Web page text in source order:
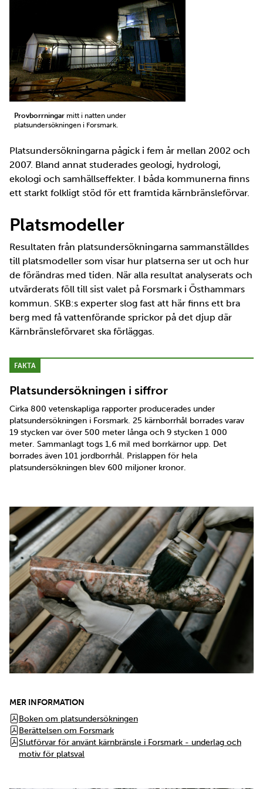
Provborrningar mitt i natten under
platsundersökningen i Forsmark.
Platsundersökningarna pågick i fem år mellan 2002 och
2007. Bland annat studerades geologi, hydrologi,
ekologi och samhällseffekter. I båda kommunerna finns
ett starkt folkligt stöd för ett framtida kärnbränsleförvar.
Platsmodeller
Resultaten från platsundersökningarna sammanställdes
till platsmodeller som visar hur platserna ser ut och hur
de förändras med tiden. När alla resultat analyserats och
utvärderats föll till sist valet på Forsmark i Östhammars
kommun. SKB:s experter slog fast att här finns ett bra
berg med få vattenförande sprickor på det djup där
Kärnbränsleförvaret ska förläggas.
FAKTA
Platsundersökningen i siffror
Cirka 800 vetenskapliga rapporter producerades under
platsundersökningen i Forsmark. 25 kärnborrhål borrades varav
19 stycken var över 500 meter långa och 9 stycken 1 000
meter. Sammanlagt togs 1,6 mil med borrkärnor upp. Det
borrades även 101 jordborrhål. Prislappen för hela
platsundersökningen blev 600 miljoner kronor.
MER INFORMATION
Boken om platsundersökningen
Berättelsen om Forsmark
Slutförvar för använt kärnbränsle i Forsmark - underlag och
motiv för platsval